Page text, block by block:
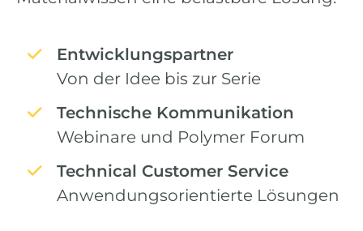
Entwicklungspartner
Von der Idee bis zur Serie
Technische Kommunikation
Webinare und Polymer Forum
Technical Customer Service
Anwendungsorientierte Lösungen